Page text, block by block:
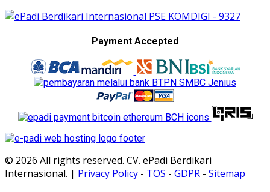
Payment Accepted
© 2026 All rights reserved. CV. ePadi Berdikari
Internasional. | Privacy Policy - TOS - GDPR - Sitemap